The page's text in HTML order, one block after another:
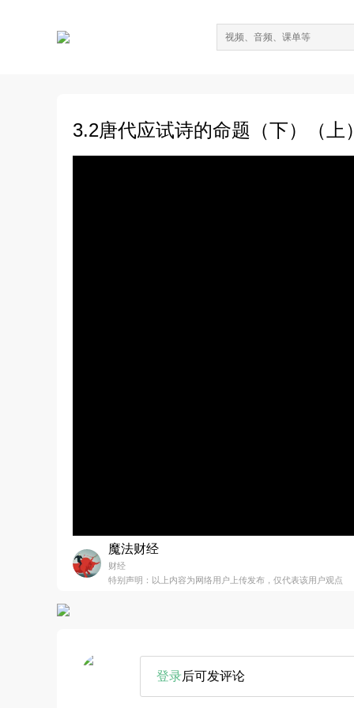
3.2唐代应试诗的命题（下）（上）
魔法财经
财经
特别声明：以上内容为网络用户上传发布，仅代表该用户观点
登录后可发评论